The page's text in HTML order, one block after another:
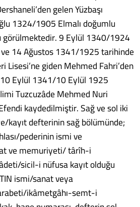
gelen Yüzbaşı
1324/1905 Elmalı doğumlu
görülmektedir. 9 Eylül 1340/1924
ve 14 Ağustos 1341/1925 tarihinde
Lisesi’ne giden Mehmed Fahri’den
Eylül 1341/10 Eylül 1925
Tuzcuzâde Mehmed Nuri
kaydedilmiştir. Sağ ve sol iki
kayıt defterinin sağ bölümünde;
pederinin ismi ve
ve memuriyeti/ târîh-i
sicil-i nüfusa kayıt olduğu
ismi/sanat veya
ikâmetgâhı-semt-i